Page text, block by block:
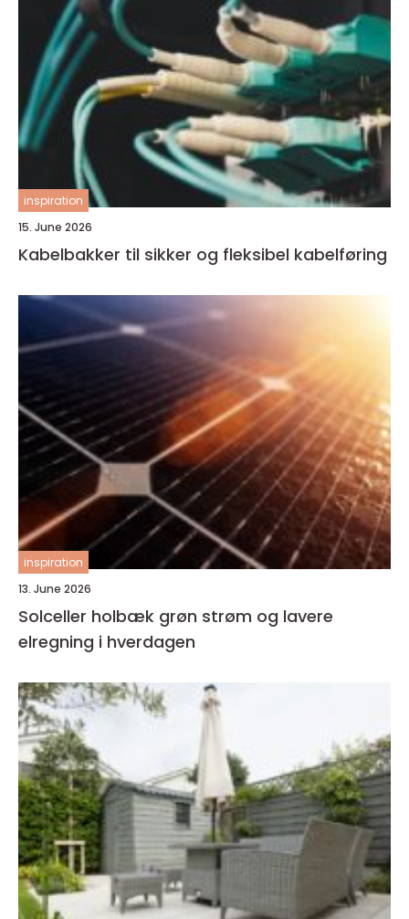
inspiration
15. June 2026
Kabelbakker til sikker og fleksibel kabelføring
inspiration
13. June 2026
Solceller holbæk grøn strøm og lavere
elregning i hverdagen